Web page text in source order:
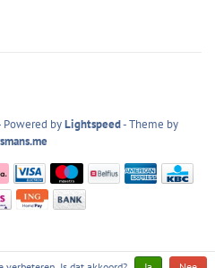
Powered byLightspeed- Theme by